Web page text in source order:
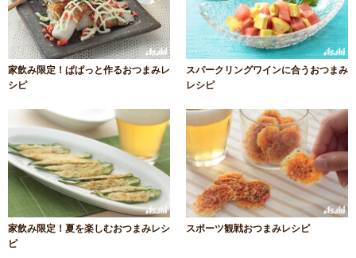
家飲み限定！ぱぱっと作るおつまみレ
シピ
スパークリングワインに合うおつまみ
レシピ
家飲み限定！夏を楽しむおつまみレシ
ピ
スポーツ観戦おつまみレシピ